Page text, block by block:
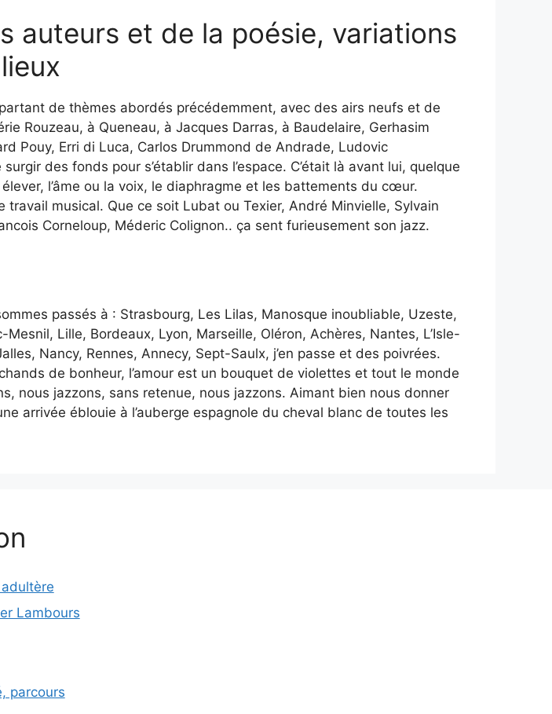
auteurs et de la poésie, variations
de thèmes abordés précédemment, avec des airs neufs et de
Rouzeau, à Queneau, à Jacques Darras, à Baudelaire, Gerhasim
Pouy, Erri di Luca, Carlos Drummond de Andrade, Ludovic
des fonds pour s’établir dans l’espace. C’était là avant lui, quelque
l’âme ou la voix, le diaphragme et les battements du cœur.
musical. Que ce soit Lubat ou Texier, André Minvielle, Sylvain
Corneloup, Méderic Colignon.. ça sent furieusement son jazz.
passés à : Strasbourg, Les Lilas, Manosque inoubliable, Uzeste,
Lille, Bordeaux, Lyon, Marseille, Oléron, Achères, Nantes, L’Isle-
Nancy, Rennes, Annecy, Sept-Saulx, j’en passe et des poivrées.
de bonheur, l’amour est un bouquet de violettes et tout le monde
nous jazzons, sans retenue, nous jazzons. Aimant bien nous donner
arrivée éblouie à l’auberge espagnole du cheval blanc de toutes les
Lambours
parcours